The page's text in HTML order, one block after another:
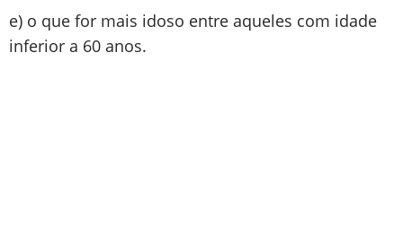
e) o que for mais idoso entre aqueles com idade
inferior a 60 anos.